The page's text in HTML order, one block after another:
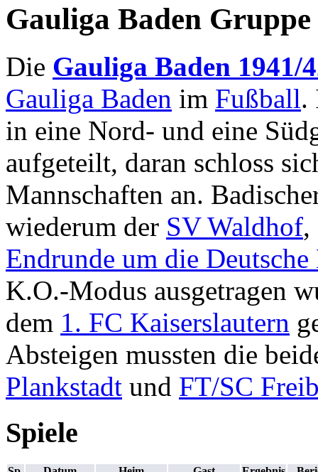
Gauliga Baden
Die Gauliga Baden 1941/
Gauliga Baden im Fußball.
in eine Nord- und eine
aufgeteilt, daran schloss
Mannschaften an.
wiederum der SV Waldhof,
Endrunde um die
K.O.-Modus ausgetragen
dem 1. FC Kaiserslautern
Absteigen mussten die
Plankstadt und FT/SC
Spiele